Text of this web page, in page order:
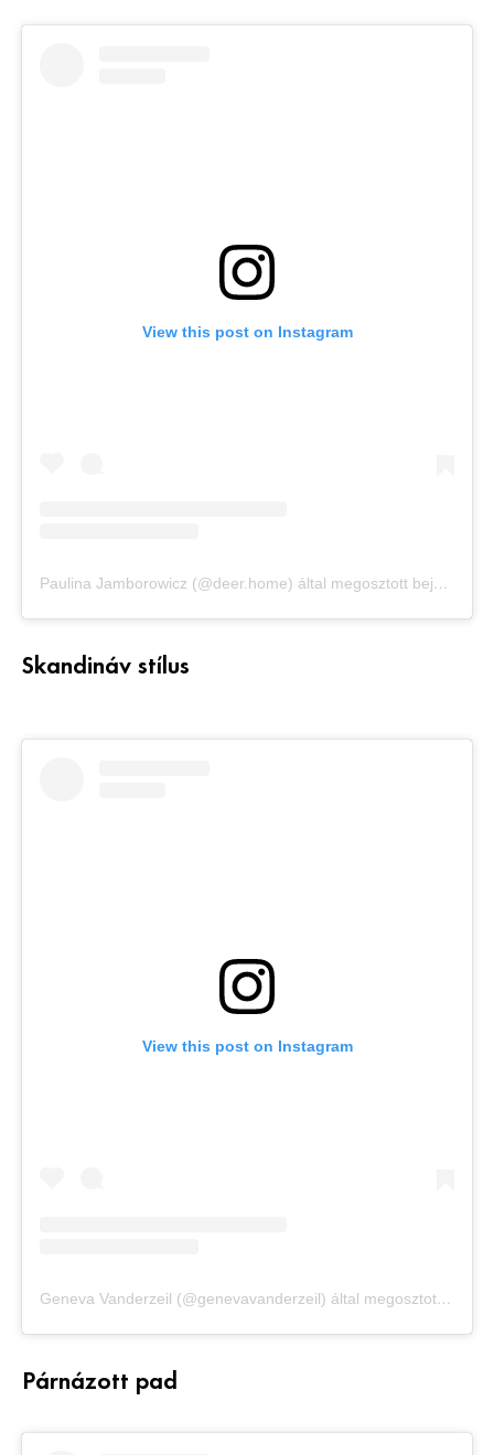
View this post on Instagram
Paulina Jamborowicz (@deer.home) által megosztott bejegyzés
Skandináv stílus
View this post on Instagram
Geneva Vanderzeil (@genevavanderzeil) által megosztott bejegyzés
Párnázott pad